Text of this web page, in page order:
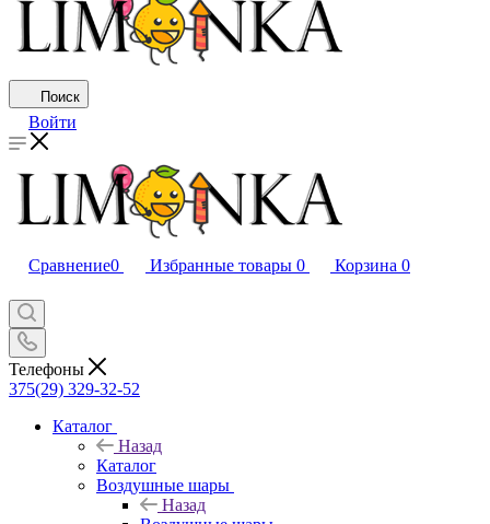
Поиск
Войти
Сравнение0 Избранные товары 0 Корзина 0
Телефоны
375(29) 329-32-52
Каталог
Назад
Каталог
Воздушные шары
Назад